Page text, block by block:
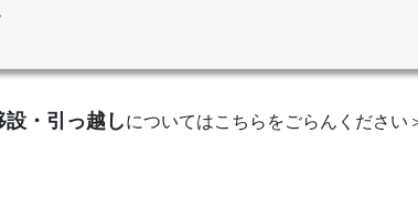
設・引っ越しについてはこちらをごらんください